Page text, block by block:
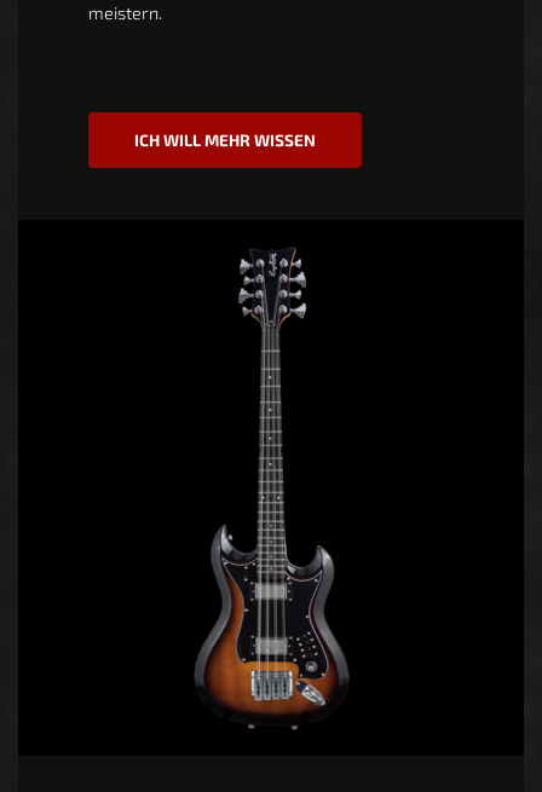
meistern.
ICH WILL MEHR WISSEN